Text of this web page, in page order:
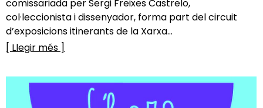
comissariada per Sergi Freixes Castrelo,
col·leccionista i dissenyador, forma part del circuit
d’exposicions itinerants de la Xarxa...
[ Llegir més ]